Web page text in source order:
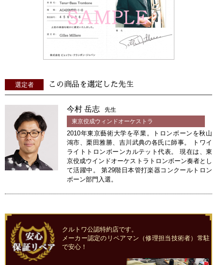
選定者 この商品を選定した先生
今村 岳志
先生
東京佼成ウィンドオーケストラ
2010年東京藝術大学を卒業。トロンボーンを秋山
鴻市、栗田雅勝、吉川武典の各氏に師事。 トワイ
ライトトロンボーンカルテット代表。 現在は、東
京佼成ウインドオーケストラトロンボーン奏者とし
て活躍中。 第29階日本管打楽器コンクールトロン
ボーン部門入選。
クルトワ公認特約店です。
メーカー認定のリペアマン（修理担当技術者）常駐
で安心！